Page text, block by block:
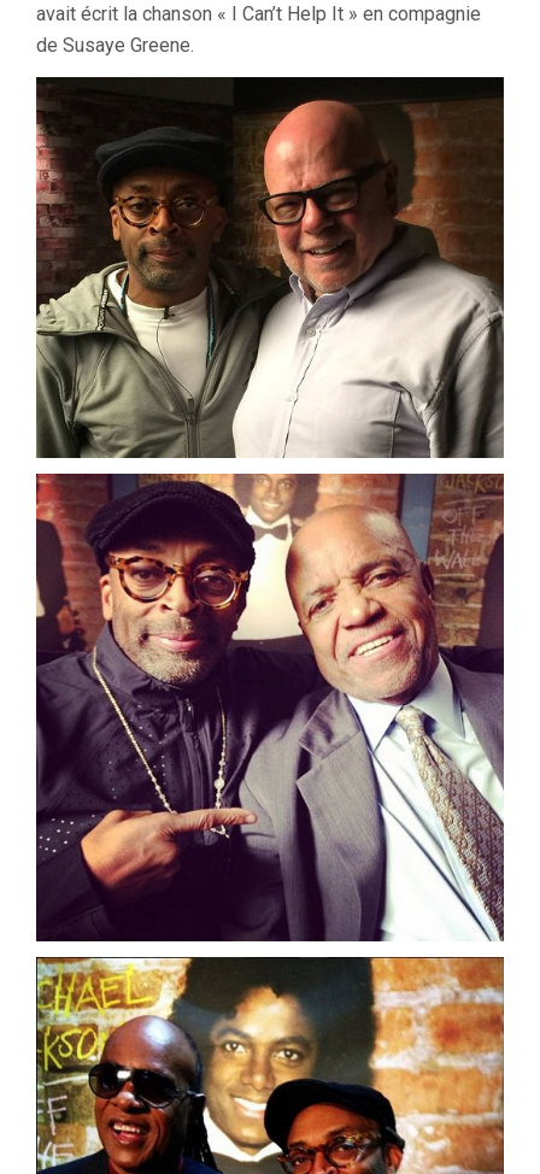
avait écrit la chanson « I Can’t Help It » en compagnie
de Susaye Greene.